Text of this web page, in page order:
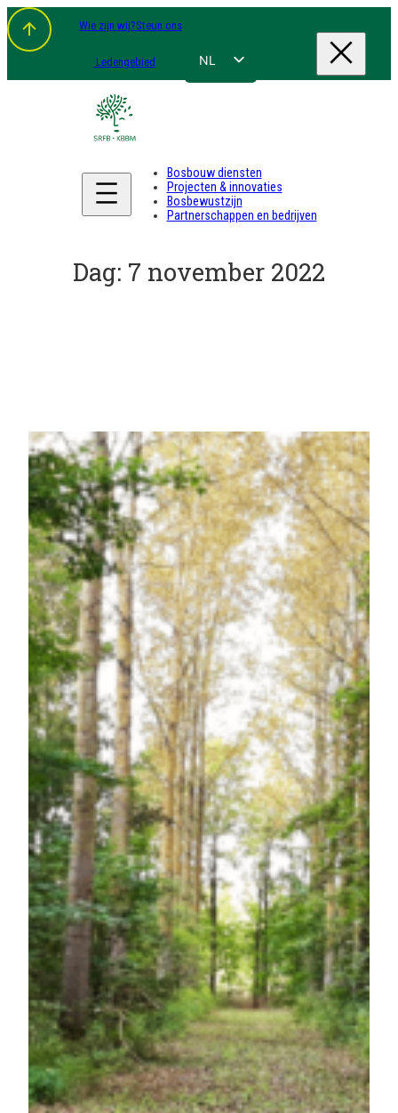
Spring
naar
de
inhoud
Wie zijn wij?Steun ons
Ledengebied NL
DE
Bosbouw diensten
Projecten & innovaties
Bosbewustzijn
Partnerschappen en bedrijven
Dag: 7 november 2022